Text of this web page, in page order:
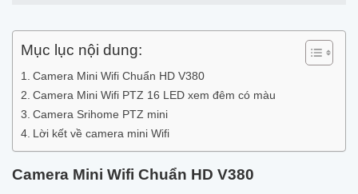
Mục lục nội dung:
Camera Mini Wifi Chuẩn HD V380
Camera Mini Wifi PTZ 16 LED xem đêm có màu
Camera Srihome PTZ mini
Lời kết về camera mini Wifi
Camera Mini Wifi Chuẩn HD V380